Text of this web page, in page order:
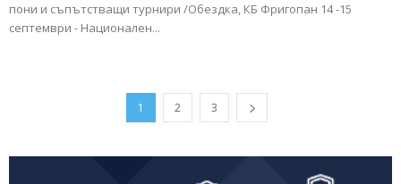
пони и съпътстващи турнири /Обездка, КБ Фригопан 14 -15
септември - Национален...
1 2 3